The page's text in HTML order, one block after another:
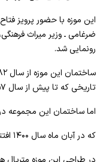
این موزه با حضور پرویز
ضرغامی ـ وزیر میراث
رونمایی شد.
تاریخی که تا پیش از سال ۱۳۵۷ وارد ایران شده است، راه‌اندازی شده بود.
اما ساختمان این مجموعه در سال ۹۹ بازسازی و
که در آبان ماه سال ۱۴۰۰ افتتاح و بازگشایی شد.